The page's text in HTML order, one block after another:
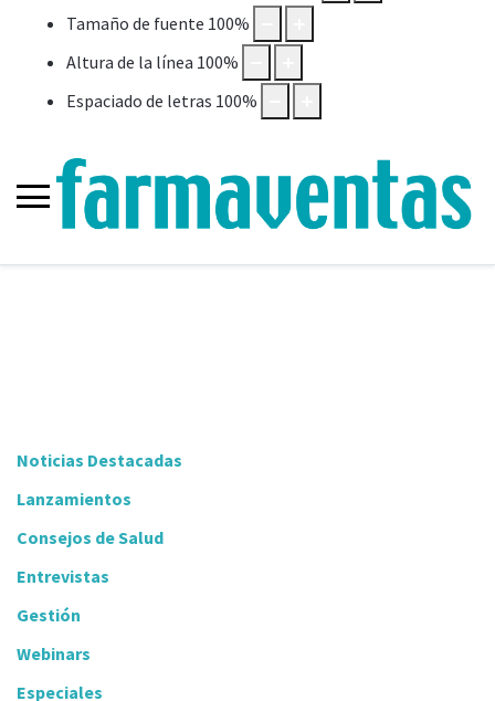
Tamaño de fuente 100%
Altura de la línea 100%
Espaciado de letras 100%
Noticias Destacadas
Lanzamientos
Consejos de Salud
Entrevistas
Gestión
Webinars
Especiales